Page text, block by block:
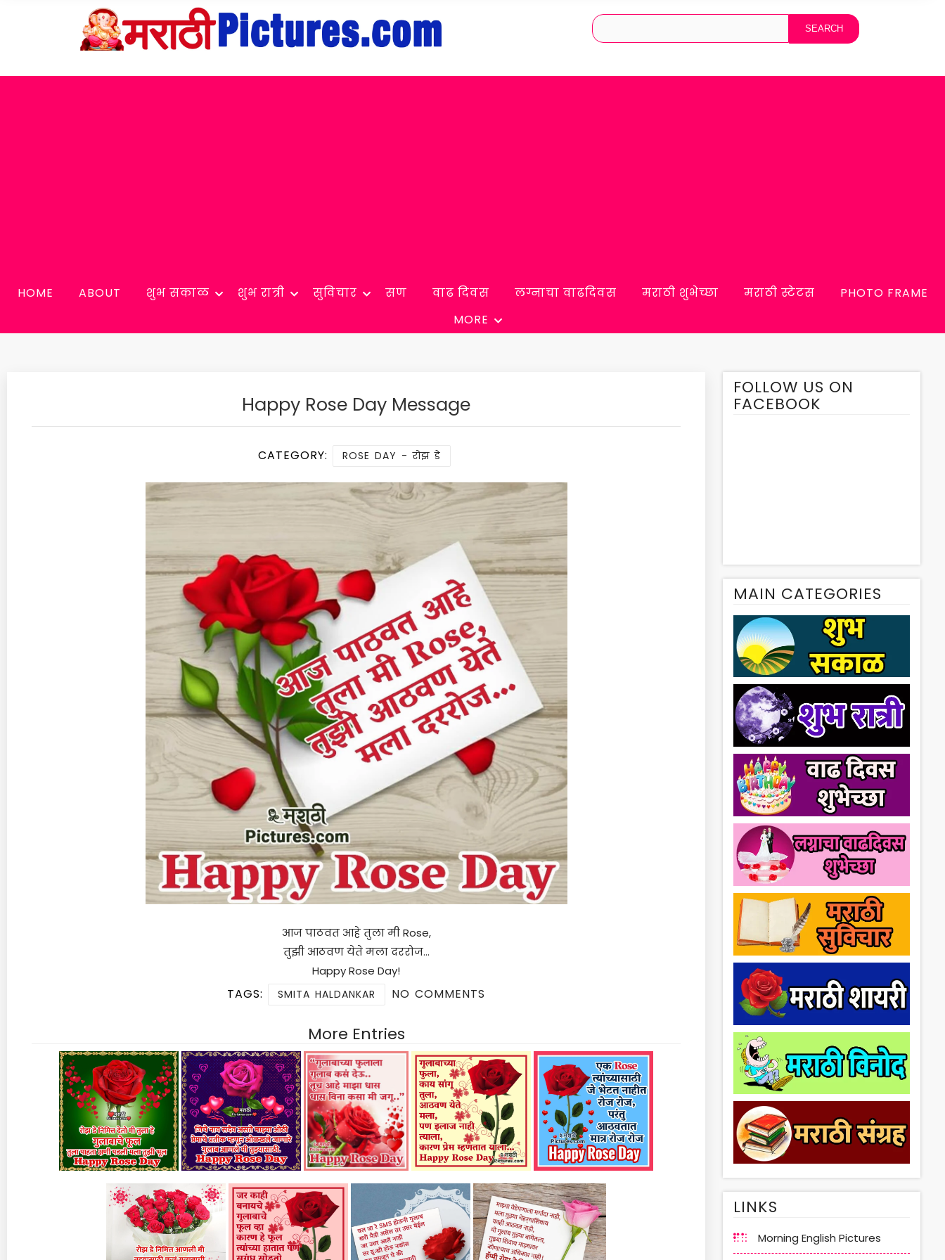
HOME ABOUT शुभ सकाळ शुभ रात्री सुविचार सण वाढ दिवस लग्नाचा वाढदिवस मराठी शुभेच्छा मराठी स्टेटस
PHOTO FRAME
MORE
Happy Rose Day Message
CATEGORY: ROSE DAY - रोझ डे
आज पाठवत आहे तुला मी Rose,
तुझी आठवण येते मला दररोज…
Happy Rose Day!
TAGS: SMITA HALDANKAR NO COMMENTS
More Entries
FOLLOW US ON
FACEBOOK
MAIN CATEGORIES
LINKS
Morning English Pictures